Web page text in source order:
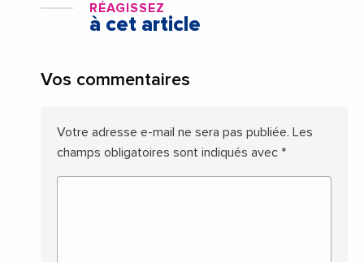
RÉAGISSEZ
à cet article
Vos commentaires
Votre adresse e-mail ne sera pas publiée. Les
champs obligatoires sont indiqués avec *